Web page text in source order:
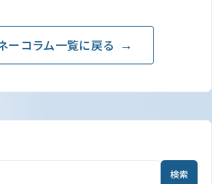
ーコラム一覧に戻る
検索